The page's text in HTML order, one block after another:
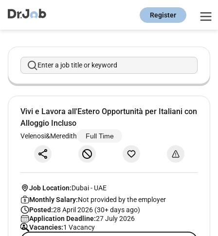
Register
Enter a job title or keyword
Vivi e Lavora all'Estero Opportunità per Italiani con
Alloggio Incluso
Velenosi&Meredith Full Time
Job Location:Dubai- UAE
Monthly Salary:Not provided by the employer
Posted:28 April 2026 (30+ days ago)
Application Deadline:27 July 2026
Vacancies:1 Vacancy